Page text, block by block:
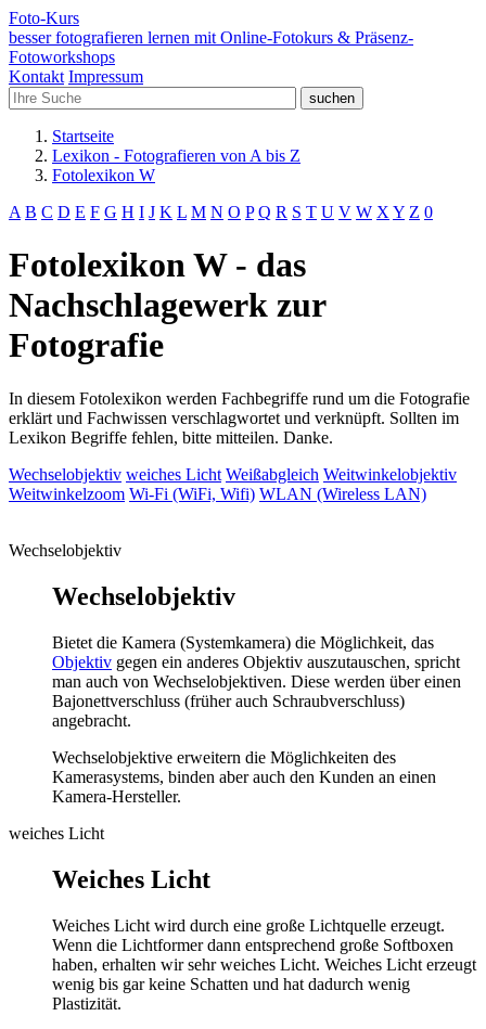
Foto-Kurs
besser fotografieren lernen mit Online-Fotokurs & Präsenz-
Fotoworkshops
Kontakt Impressum
Startseite
Lexikon - Fotografieren von A bis Z
Fotolexikon W
A B C D E F G H I J K L M N O P Q R S T U V W X Y Z 0
Fotolexikon W - das
Nachschlagewerk zur
Fotografie
In diesem Fotolexikon werden Fachbegriffe rund um die Fotografie
erklärt und Fachwissen verschlagwortet und verknüpft. Sollten im
Lexikon Begriffe fehlen, bitte mitteilen. Danke.
Wechselobjektiv weiches Licht Weißabgleich Weitwinkelobjektiv
Weitwinkelzoom Wi-Fi (WiFi, Wifi) WLAN (Wireless LAN)
Wechselobjektiv
Wechselobjektiv
Bietet die Kamera (Systemkamera) die Möglichkeit, das
Objektiv gegen ein anderes Objektiv auszutauschen, spricht
man auch von Wechselobjektiven. Diese werden über einen
Bajonettverschluss (früher auch Schraubverschluss)
angebracht.
Wechselobjektive erweitern die Möglichkeiten des
Kamerasystems, binden aber auch den Kunden an einen
Kamera-Hersteller.
weiches Licht
Weiches Licht
Weiches Licht wird durch eine große Lichtquelle erzeugt.
Wenn die Lichtformer dann entsprechend große Softboxen
haben, erhalten wir sehr weiches Licht. Weiches Licht erzeugt
wenig bis gar keine Schatten und hat dadurch wenig
Plastizität.